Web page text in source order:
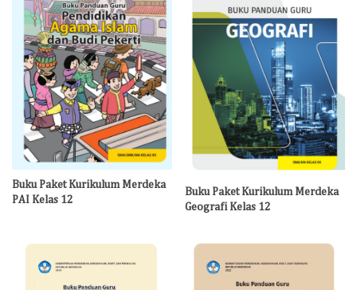
Buku Paket Kurikulum Merdeka
PAI Kelas 12
Buku Paket Kurikulum Merdeka
Geografi Kelas 12